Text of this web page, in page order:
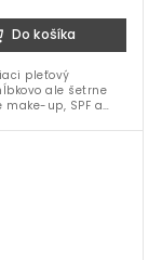
Do košíka
pleťový
ale šetrne
up, SPF a
TFC8® • vitamín E,